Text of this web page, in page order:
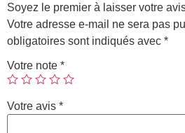
Soyez le premier à laisser votre
Votre adresse e-mail ne sera pas
obligatoires sont indiqués avec *
Votre note *
Votre avis *